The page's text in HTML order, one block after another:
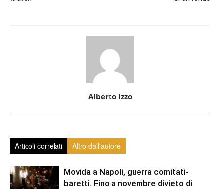
Alberto Izzo
Articoli correlati Altro dall'autore
Movida a Napoli, guerra comitati-
baretti. Fino a novembre divieto di